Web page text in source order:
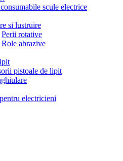
scule electrice
si lustruire
Perii rotative
Role abrazive
pistoale de lipit
electricieni